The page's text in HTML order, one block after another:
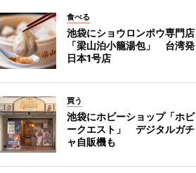
食べる
池袋にショウロンポウ専門店
「梁山泊小籠湯包」 台湾発
日本1号店
買う
池袋にホビーショップ「ホビ
ークエスト」 デジタルガチ
ャ自販機も